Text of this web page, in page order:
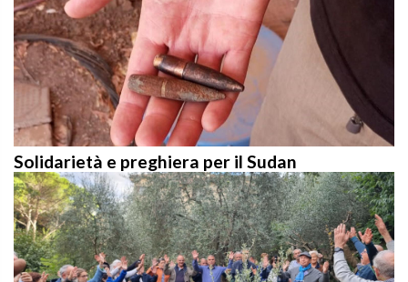
Solidarietà e preghiera per il Sudan